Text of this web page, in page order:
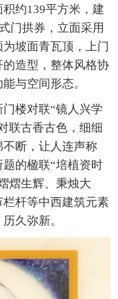
约139平方米，建
门拱券，立面采用
坡面青瓦顶，上门
造型，整体风格协
与空间形态。
楼对联“镜人兴学
联古香古色，细细
断，让人连声称
的楹联“培植资时
熠生辉、秉烛大
杆等中西建筑元素
久弥新。